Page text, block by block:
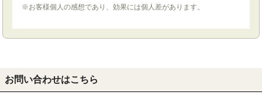
※お客様個人の感想であり、効果には個人差があります。
お問い合わせはこちら